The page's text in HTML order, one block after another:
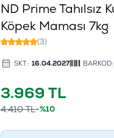
ND Prime Tahılsız
Köpek Maması 7kg
(3)
SKT: 16.04.2027 BARKOD:
3.969TL
4.410TL-%10